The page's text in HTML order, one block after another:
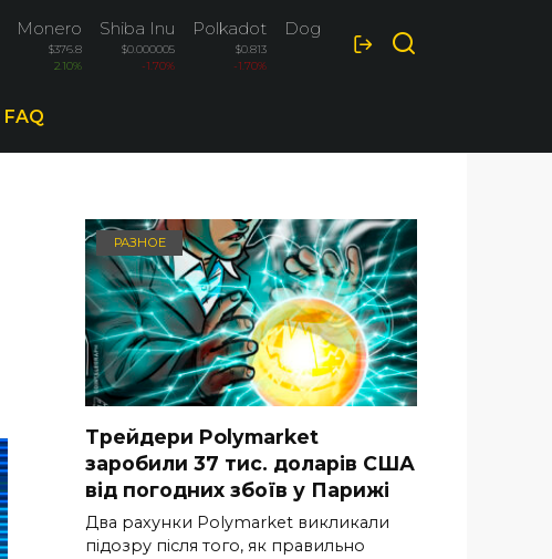
Monero
$376.8
2.10%
Shiba Inu
$0.000005
-1.70%
Polkadot
$0.813
-1.70%
Dogecoin
$0.0697
FAQ
РАЗНОЕ
Трейдери Polymarket
заробили 37 тис. доларів США
від погодних збоїв у Парижі
Два рахунки Polymarket викликали
підозру після того, як правильно